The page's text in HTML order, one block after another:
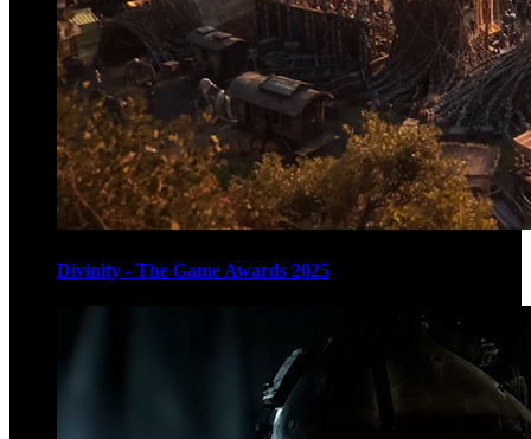
Divinity - The Game Awards 2025